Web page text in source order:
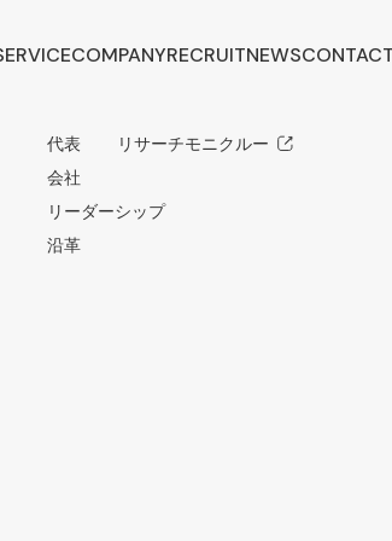
COMPANY
代表メッセージ
会社概要
リーダーシップ
沿革
RECRUIT
リサーチモニクルー
NEWS